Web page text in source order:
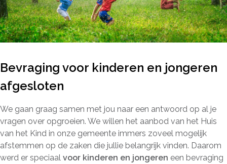
Bevraging voor kinderen en jongeren
afgesloten
We gaan graag samen met jou naar een antwoord op al je
vragen over opgroeien. We willen het aanbod van het Huis
van het Kind in onze gemeente immers zoveel mogelijk
afstemmen op de zaken die jullie belangrijk vinden. Daarom
werd er speciaal voor kinderen en jongeren een bevraging